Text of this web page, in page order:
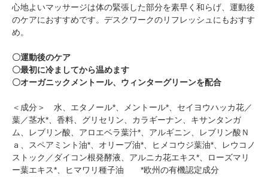
心地よいマッサージは体の緊張した部分を素早く和らげ、運動後
のケアにおすすめです。デスクワークのリフレッシュにもおすす
め。
〇運動後のケア
〇最初に冷ましてから温めます
〇オーガニックメントール、ウィンターグリーンを配合
＜成分＞ 水、エタノール*、メントール*、セイヨウハッカ花／
葉／茎水*、香料、グリセリン、カラギーナン、キサンタンガ
ム、レブリン酸、アロエベラ葉汁*、アルギニン、レブリン酸Ｎ
ａ、スペアミント油*、オリーブ油*、ヒメコウジ葉油*、レウコノ
ストック／ダイコン根発酵液、アルニカ花エキス*、ローズマリ
ー葉エキス*、ヒマワリ種子油 *欧州の有機認定成分